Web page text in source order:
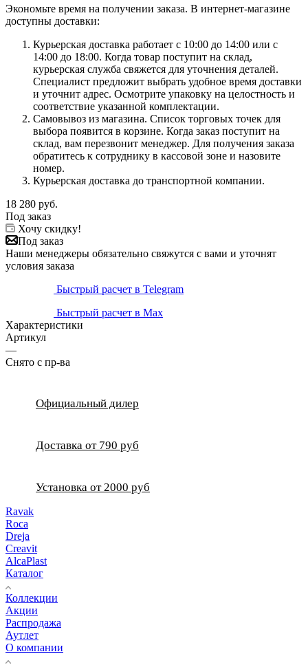
Экономьте время на получении заказа. В интернет-магазине
доступны доставки:
Курьерская доставка работает с 10:00 до 14:00 или с
14:00 до 18:00. Когда товар поступит на склад,
курьерская служба свяжется для уточнения деталей.
Специалист предложит выбрать удобное время доставки
и уточнит адрес. Осмотрите упаковку на целостность и
соответствие указанной комплектации.
Самовывоз из магазина. Список торговых точек для
выбора появится в корзине. Когда заказ поступит на
склад, вам перезвонит менеджер. Для получения заказа
обратитесь к сотруднику в кассовой зоне и назовите
номер.
Курьерская доставка до транспортной компании.
18 280 руб.
Под заказ
Хочу скидку!
Под заказ
Наши менеджеры обязательно свяжутся с вами и уточнят
условия заказа
Быстрый расчет в Telegram
Быстрый расчет в Max
Характеристики
Артикул
—
Снято с пр-ва
Официальный дилер
Доставка от 790 руб
Установка от 2000 руб
Ravak
Roca
Dreja
Creavit
AlcaPlast
Каталог
Коллекции
Акции
Распродажа
Аутлет
О компании